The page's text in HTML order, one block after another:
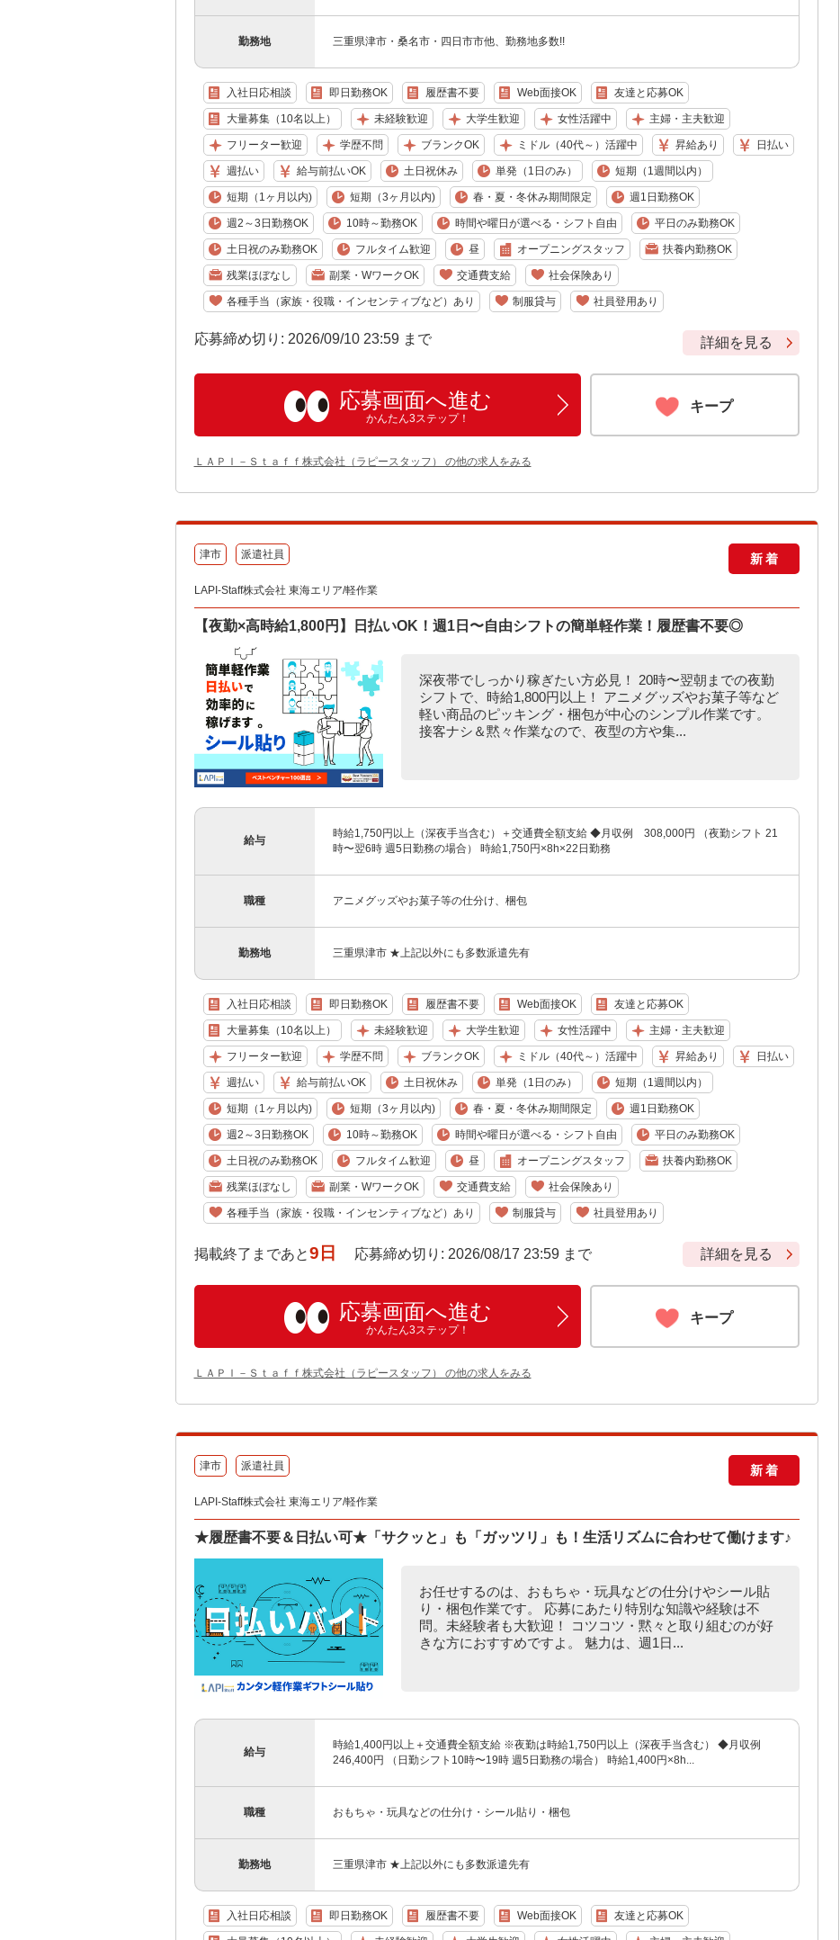
勤務地 三重県津市・桑名市・四日市市他、勤務地多数!!
入社日応相談 即日勤務OK 履歴書不要 Web面接OK 友達と応募OK
大量募集（10名以上） 未経験歓迎 大学生歓迎 女性活躍中 主婦・主夫歓迎
フリーター歓迎 学歴不問 ブランクOK ミドル（40代～）活躍中 昇給あり 日払い
週払い 給与前払いOK 土日祝休み 単発（1日のみ） 短期（1週間以内）
短期（1ヶ月以内) 短期（3ヶ月以内) 春・夏・冬休み期間限定 週1日勤務OK
週2～3日勤務OK 10時～勤務OK 時間や曜日が選べる・シフト自由 平日のみ勤務OK
土日祝のみ勤務OK フルタイム歓迎 昼 オープニングスタッフ 扶養内勤務OK
残業ほぼなし 副業・WワークOK 交通費支給 社会保険あり
各種手当（家族・役職・インセンティブなど）あり 制服貸与 社員登用あり
応募締め切り: 2026/09/10 23:59 まで 詳細を見る
応募画面へ進む
かんたん3ステップ！
キープ
ＬＡＰＩ－Ｓｔａｆｆ株式会社（ラピースタッフ） の他の求人をみる
津市 派遣社員 新着
LAPI-Staff株式会社 東海エリア/軽作業
【夜勤×高時給1,800円】日払いOK！週1日〜自由シフトの簡単軽作業！履歴書不要◎
深夜帯でしっかり稼ぎたい方必見！ 20時〜翌朝までの夜勤
シフトで、時給1,800円以上！ アニメグッズやお菓子等など
軽い商品のピッキング・梱包が中心のシンプル作業です。
接客ナシ＆黙々作業なので、夜型の方や集...
給与
時給1,750円以上（深夜手当含む）＋交通費全額支給 ◆月収例 308,000円 （夜勤シフト 21
時〜翌6時 週5日勤務の場合） 時給1,750円×8h×22日勤務
職種 アニメグッズやお菓子等の仕分け、梱包
勤務地 三重県津市 ★上記以外にも多数派遣先有
入社日応相談 即日勤務OK 履歴書不要 Web面接OK 友達と応募OK
大量募集（10名以上） 未経験歓迎 大学生歓迎 女性活躍中 主婦・主夫歓迎
フリーター歓迎 学歴不問 ブランクOK ミドル（40代～）活躍中 昇給あり 日払い
週払い 給与前払いOK 土日祝休み 単発（1日のみ） 短期（1週間以内）
短期（1ヶ月以内) 短期（3ヶ月以内) 春・夏・冬休み期間限定 週1日勤務OK
週2～3日勤務OK 10時～勤務OK 時間や曜日が選べる・シフト自由 平日のみ勤務OK
土日祝のみ勤務OK フルタイム歓迎 昼 オープニングスタッフ 扶養内勤務OK
残業ほぼなし 副業・WワークOK 交通費支給 社会保険あり
各種手当（家族・役職・インセンティブなど）あり 制服貸与 社員登用あり
掲載終了まであと9日 応募締め切り: 2026/08/17 23:59 まで 詳細を見る
応募画面へ進む
かんたん3ステップ！
キープ
ＬＡＰＩ－Ｓｔａｆｆ株式会社（ラピースタッフ） の他の求人をみる
津市 派遣社員 新着
LAPI-Staff株式会社 東海エリア/軽作業
★履歴書不要＆日払い可★「サクッと」も「ガッツリ」も！生活リズムに合わせて働けます♪
お任せするのは、おもちゃ・玩具などの仕分けやシール貼
り・梱包作業です。 応募にあたり特別な知識や経験は不
問。未経験者も大歓迎！ コツコツ・黙々と取り組むのが好
きな方におすすめですよ。 魅力は、週1日...
給与
時給1,400円以上＋交通費全額支給 ※夜勤は時給1,750円以上（深夜手当含む） ◆月収例
246,400円 （日勤シフト10時〜19時 週5日勤務の場合） 時給1,400円×8h...
職種 おもちゃ・玩具などの仕分け・シール貼り・梱包
勤務地 三重県津市 ★上記以外にも多数派遣先有
入社日応相談 即日勤務OK 履歴書不要 Web面接OK 友達と応募OK